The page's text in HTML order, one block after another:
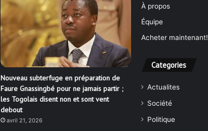
Nouveau subterfuge en préparation de
Faure Gnassingbé pour ne jamais partir ;
les Togolais disent non et sont vent
debout
avril 21, 2026
À propos
Équipe
Acheter maintenant!
Categories
Actualites
Société
Politique